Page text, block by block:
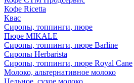
Кофе Ricetta
Квас
Сиропы, топпинги, пюре
Пюре MIKALE
Сиропы, топпинги, пюре Barline
Сиропы Herbarista
Сиропы, топпинги, пюре Royal Cane
Молоко, альтернативное молоко
Цельное, сухое молоко